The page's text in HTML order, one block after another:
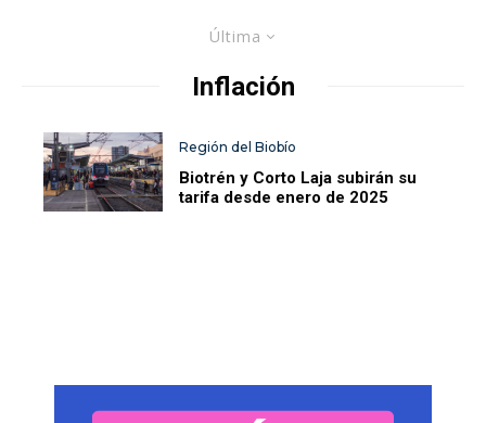
Última
Inflación
Región del Biobío
Biotrén y Corto Laja subirán su
tarifa desde enero de 2025